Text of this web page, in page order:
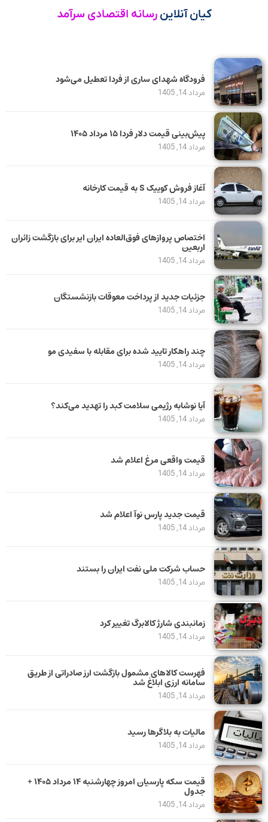
کیان آنلاین رسانه اقتصادی سرآمد
فرودگاه شهدای ساری از فردا تعطیل می‌شود
مرداد 14, 1405
پیش‌بینی قیمت دلار فردا ۱۵ مرداد ۱۴۰۵
مرداد 14, 1405
آغاز فروش کوییک S به قیمت کارخانه
مرداد 14, 1405
اختصاص پروازهای فوق‌العاده ایران ایر برای بازگشت زائران
اربعین
مرداد 14, 1405
جزئیات جدید از پرداخت معوقات بازنشستگان
مرداد 14, 1405
چند راهکار تایید شده برای مقابله با سفیدی مو
مرداد 14, 1405
آیا نوشابه رژیمی سلامت کبد را تهدید می‌کند؟
مرداد 14, 1405
قیمت واقعی مرغ اعلام شد
مرداد 14, 1405
قیمت جدید پارس نوآ اعلام شد
مرداد 14, 1405
حساب‌ شرکت ملی نفت ایران را بستند
مرداد 14, 1405
زمانبندی شارژ کالابرگ تغییر کرد
مرداد 14, 1405
فهرست کالاهای مشمول بازگشت ارز صادراتی از طریق
سامانه ارزی ابلاغ شد
مرداد 14, 1405
مالیات به بلاگرها رسید
مرداد 14, 1405
قیمت سکه پارسیان امروز چهارشنبه ۱۴ مرداد ۱۴۰۵ +
جدول
مرداد 14, 1405